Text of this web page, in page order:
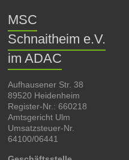
MSC
Schnaitheim e.V.
im ADAC
Aufhausener Str. 38
89520 Heidenheim
Register-Nr.: 660218
Amtsgericht Ulm
Umsatzsteuer-Nr.
64100/06441